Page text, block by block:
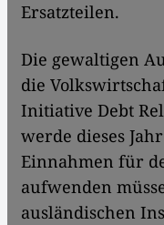
Ersatzteilen.
Die gewaltigen
die
Initiative Debt
werde dieses
Einnahmen für
aufwenden
ausländischen